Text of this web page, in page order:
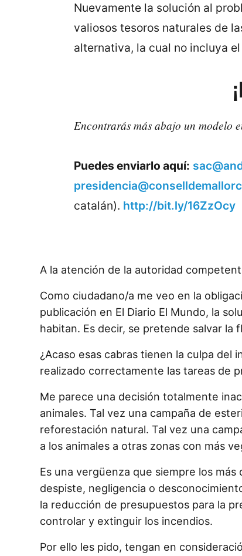
Nuevamente la solución al
valiosos tesoros naturales de
alternativa, la cual no incluya
Encontrarás más abajo un modelo
Puedes enviarlo aquí:
catalán). http://bit.ly/16ZzOcy
A la atención de la autoridad
Como ciudadano/a me veo en la
publicación en El Diario El Mundo, la
habitan. Es decir, se pretende salvar
¿Acaso esas cabras tienen la culpa del
realizado correctamente las tareas de
Me parece una decisión totalmente
animales. Tal vez una campaña de
reforestación natural. Tal vez una
a los animales a otras zonas con más
Es una vergüenza que siempre los
despiste, negligencia o
la reducción de presupuestos para la
controlar y extinguir los incendios.
Por ello les pido, tengan en